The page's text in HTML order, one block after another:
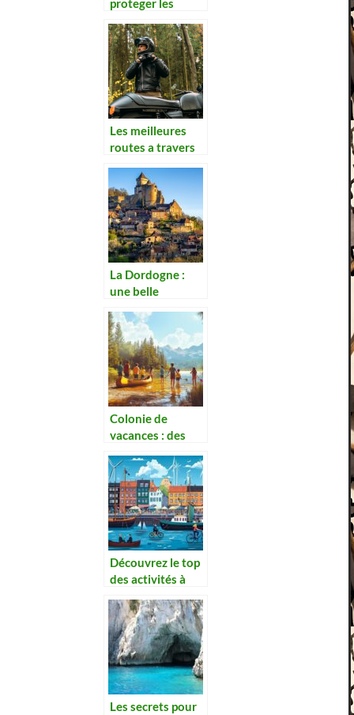
proteger les
especes marines
menacees
Les meilleures
routes a travers
vos voyages a
moto
La Dordogne :
une belle
le printemps ?
Colonie de
vacances : des
enrichissants
pour enfants et
adolescents
Découvrez le top
des activités à
Copenhague
Les secrets pour